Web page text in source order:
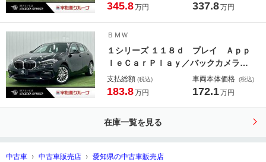
プディスプレイ／全周囲カメラ／Ａｐ
ート
345.8万円 337.8万円
ＢＭＷ
１シリーズ １１８ｄ プレイ Ａｐｐ
ｌｅＣａｒＰｌａｙ／バックカメラ／
ミラー内蔵ＥＴＣ／レーダークルーズ
／ブラインドスポット／クリアランス
／電動リアゲート／
支払総額 (税込)
183.8万円
車両本体価格 (税込)
172.1万円
在庫一覧を見る
中古車 中古車販売店
愛知県の中古車販売店